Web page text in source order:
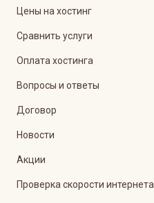
Цены на хостинг
Сравнить услуги
Оплата хостинга
Вопросы и ответы
Договор
Новости
Акции
Проверка скорости интернета